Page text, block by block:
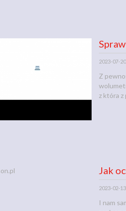
2023-07-20
Z
z która z
Jak
2023-02-13
I nam